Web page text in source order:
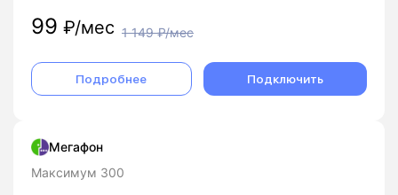
99 ₽/мес 1 149₽/мес
Подробнее Подключить
Мегафон
Максимум 300